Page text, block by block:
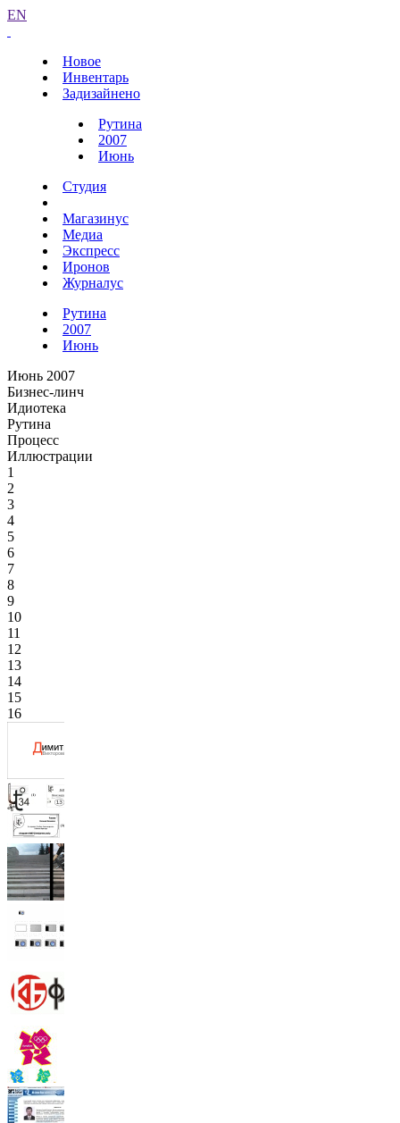
EN
Новое
Инвентарь
Задизайнено
Рутина
2007
Июнь
Студия
Магазинус
Медиа
Экспресс
Иронов
Журналус
Рутина
2007
Июнь
Июнь 2007
Бизнес-линч
Идиотека
Рутина
Процесс
Иллюстрации
1
2
3
4
5
6
7
8
9
10
11
12
13
14
15
16